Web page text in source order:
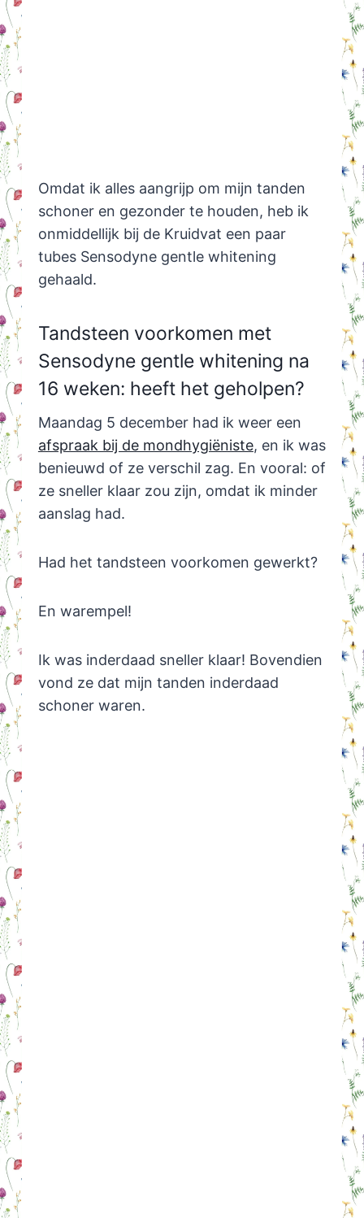
Omdat ik alles aangrijp om mijn tanden
schoner en gezonder te houden, heb ik
onmiddellijk bij de Kruidvat een paar
tubes Sensodyne gentle whitening
gehaald.
Tandsteen voorkomen met
Sensodyne gentle whitening na
16 weken: heeft het geholpen?
Maandag 5 december had ik weer een
afspraak bij de mondhygiëniste, en ik was
benieuwd of ze verschil zag. En vooral: of
ze sneller klaar zou zijn, omdat ik minder
aanslag had.
Had het tandsteen voorkomen gewerkt?
En warempel!
Ik was inderdaad sneller klaar! Bovendien
vond ze dat mijn tanden inderdaad
schoner waren.